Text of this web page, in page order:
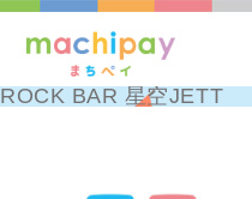
ROCK BAR 星空JETT